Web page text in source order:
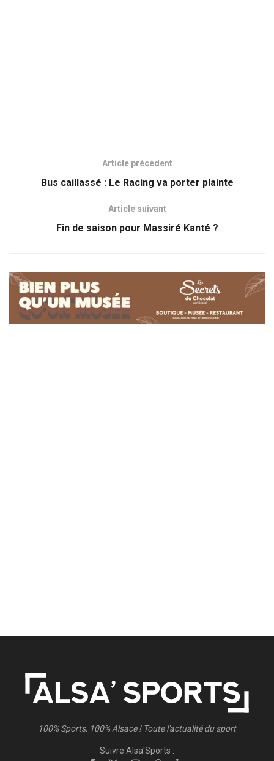
Article précédent
Bus caillassé : Le Racing va porter plainte
Article suivant
Fin de saison pour Massiré Kanté ?
100% Sports, 100% Alsace ! Toute l'actualité du sport
Suivre Alsa'Sports :